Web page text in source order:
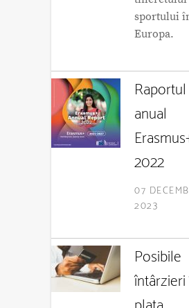
sportului
Europa.
Raportul
anual
2022
07
2023
Posibile